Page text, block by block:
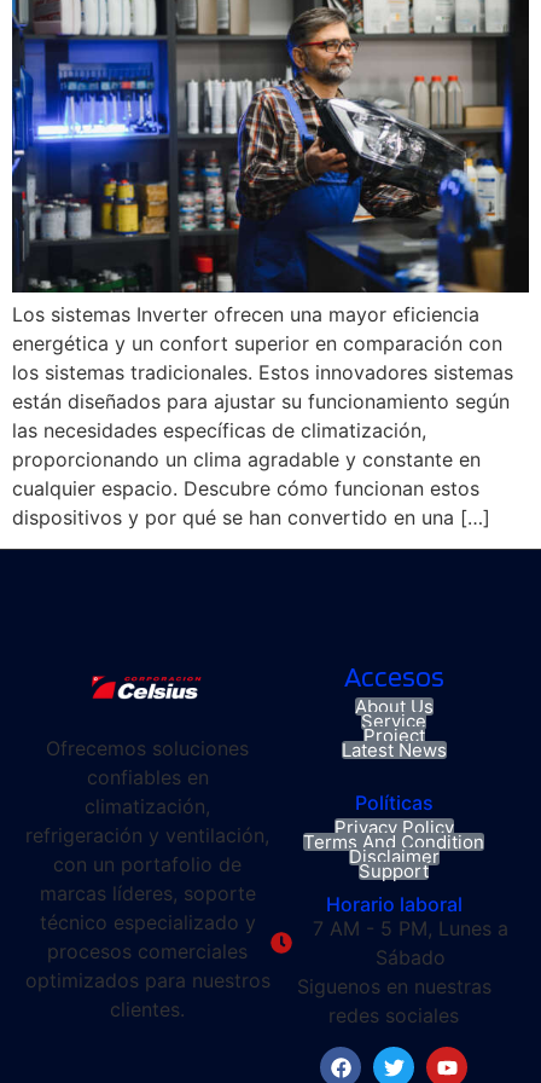
Los sistemas Inverter ofrecen una mayor eficiencia
energética y un confort superior en comparación con
los sistemas tradicionales. Estos innovadores sistemas
están diseñados para ajustar su funcionamiento según
las necesidades específicas de climatización,
proporcionando un clima agradable y constante en
cualquier espacio. Descubre cómo funcionan estos
dispositivos y por qué se han convertido en una […]
Ofrecemos soluciones
confiables en
climatización,
refrigeración y ventilación,
con un portafolio de
marcas líderes, soporte
técnico especializado y
procesos comerciales
optimizados para nuestros
clientes.
Accesos
About Us
Service
Project
Latest News
Políticas
Privacy Policy
Terms And Condition
Disclaimer
Support
Horario laboral
7 AM - 5 PM, Lunes a
Sábado
Siguenos en nuestras
redes sociales